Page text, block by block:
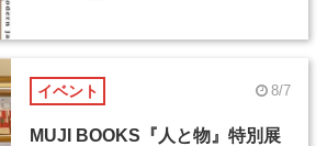
イベント 8/7
MUJI BOOKS『人と物』特別展